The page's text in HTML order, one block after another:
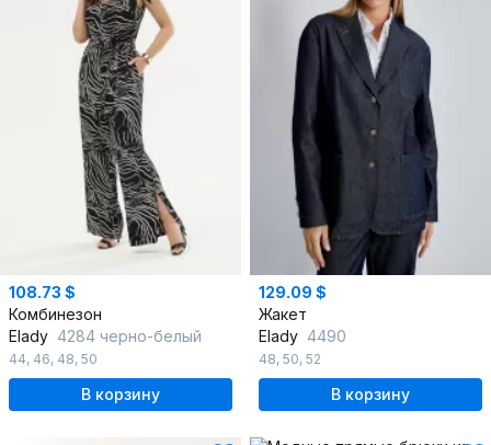
108.73 $
Комбинезон
Elady 4284 черно-белый
44, 46, 48, 50
В корзину
129.09 $
Жакет
Elady 4490
48, 50, 52
В корзину